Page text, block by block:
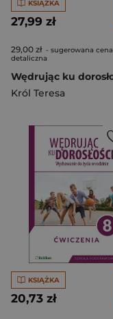
KSIĄŻKA
27,99 zł
29,00 zł - sugerowana cena
detaliczna
Król Teresa
KSIĄŻKA
20,73 zł